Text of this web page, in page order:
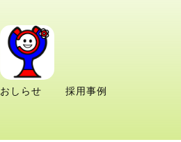
おしらせ
採用事例